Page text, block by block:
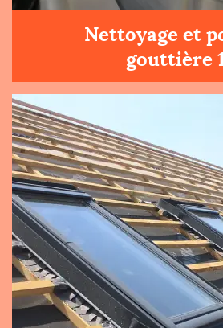
Nettoyage et
gouttière